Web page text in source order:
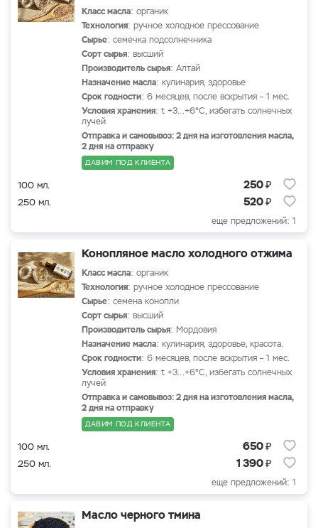
Класс масла: органик
Технология: ручное холодное прессование
Сырье: семечка подсолнечника
Сорт сырья: высший
Производитель сырья: Алтай
Назначение масла: кулинария, здоровье
Срок годности: 6 месяцев, после вскрытия – 1 мес.
Условия хранения: t +3…+6°С, избегать солнечных
лучей
Отправка и самовывоз: 2 дня на изготовления масла,
2 дня на отправку
ДАВИМ ПОД КЛИЕНТА
100 мл. 250₽
250 мл. 520₽
еще предложений: 1
Конопляное масло холодного отжима
Класс масла: органик
Технология: ручное холодное прессование
Сырье: семена конопли
Сорт сырья: высший
Производитель сырья: Мордовия
Назначение масла: кулинария, здоровье, красота.
Срок годности: 6 месяцев, после вскрытия – 1 мес.
Условия хранения: t +3…+6°С, избегать солнечных
лучей
Отправка и самовывоз: 2 дня на изготовления масла,
2 дня на отправку
ДАВИМ ПОД КЛИЕНТА
100 мл. 650₽
250 мл. 1 390₽
еще предложений: 1
Масло черного тмина